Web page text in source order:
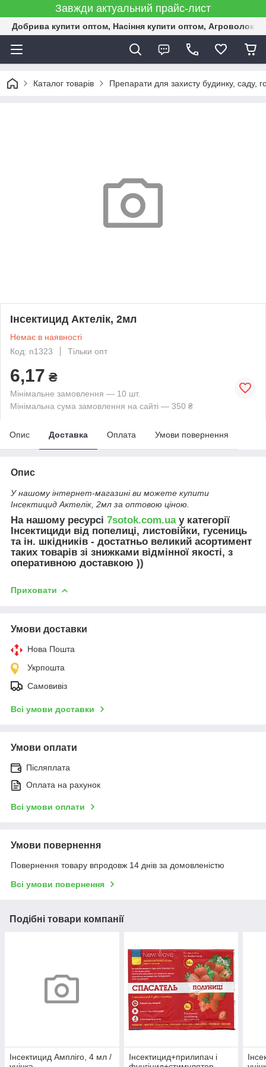
Завжди актуальний прайс-лист
Добрива купити оптом, Насіння купити оптом,
Каталог товарів Препарати для захисту будинку, саду,
Інсектицид Актелік, 2мл
Немає в наявності
Код: n1323
Тільки опт
6,17 ₴
Мінімальне замовлення — 10 шт.
Мінімальна сума замовлення на сайті — 350 ₴
Опис Доставка Оплата Умови повернення
Опис
У нашому інтернет-магазині ви можете купити
Інсектицид Актелік, 2мл за оптовою ціною.
На нашому ресурсі 7sotok.com.uaу категорії
Інсектициди від попелиці, листовійки, гусениць
та ін. шкідників - достатньо великий асортимент
таких товарів зі знижками відмінної якості, з
оперативною доставкою ))
Приховати
Умови доставки
Нова Пошта
Укрпошта
Самовивіз
Всі умови доставки
Умови оплати
Післяплата
Оплата на рахунок
Всі умови оплати
Умови повернення
Повернення товару впродовж 14 днів за домовленістю
Всі умови повернення
Подібні товари компанії
Інсектицид Ампліго, 4 мл /
Інсектицид+прилипач і